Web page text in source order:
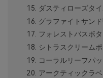
ダスティローズタ
グラファイトサンド
フォレストバスボ
シトラスクリーム
コーラルリーフパ
アークティックラ